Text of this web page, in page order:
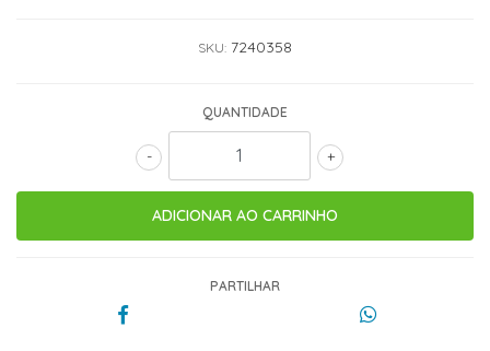
SKU: 7240358
QUANTIDADE
+
-
PARTILHAR